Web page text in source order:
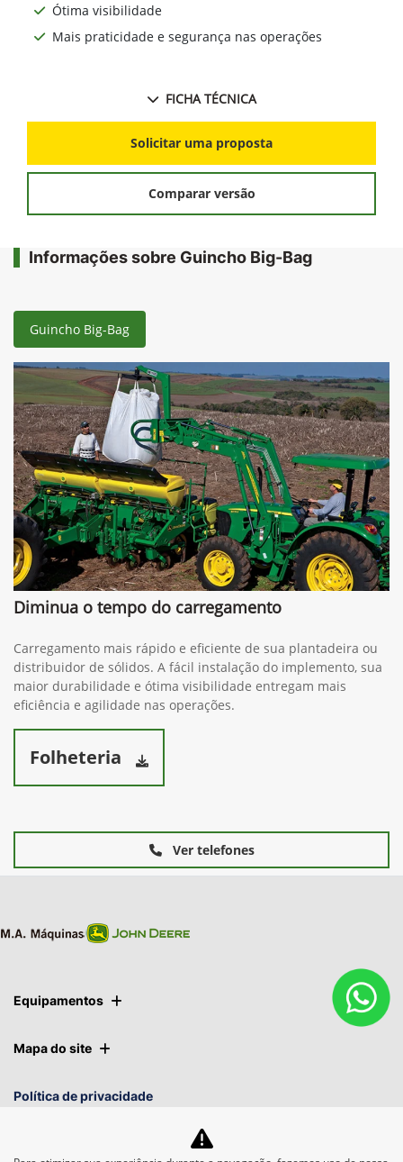
Ótima visibilidade
Mais praticidade e segurança nas operações
FICHA TÉCNICA
Solicitar uma proposta
Comparar versão
Informações sobre Guincho Big-Bag
Guincho Big-Bag
Diminua o tempo do carregamento
Carregamento mais rápido e eficiente de sua plantadeira ou
distribuidor de sólidos. A fácil instalação do implemento, sua
maior durabilidade e ótima visibilidade entregam mais
eficiência e agilidade nas operações.
Folheteria
Ver telefones
Equipamentos
Mapa do site
Política de privacidade
M.A. Máquinas